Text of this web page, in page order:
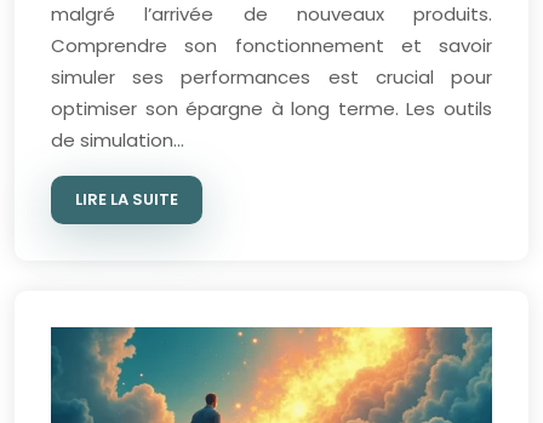
malgré l’arrivée de nouveaux produits.
Comprendre son fonctionnement et savoir
simuler ses performances est crucial pour
optimiser son épargne à long terme. Les outils
de simulation…
LIRE LA SUITE